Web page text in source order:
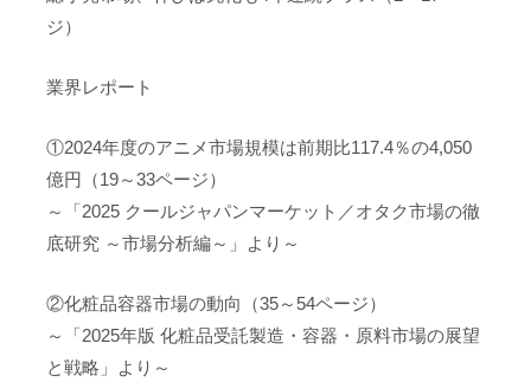
ジ）
業界レポート
①2024年度のアニメ市場規模は前期比117.4％の4,050
億円（19～33ページ）
～「2025 クールジャパンマーケット／オタク市場の徹
底研究 ～市場分析編～」より～
②化粧品容器市場の動向（35～54ページ）
～「2025年版 化粧品受託製造・容器・原料市場の展望
と戦略」より～